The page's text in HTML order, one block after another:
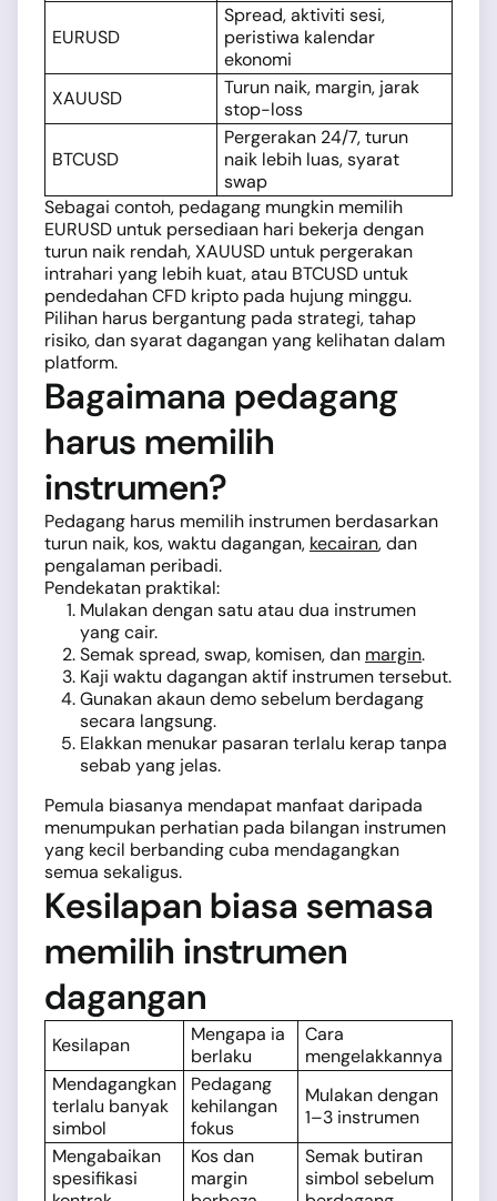
EURUSD
Spread, aktiviti sesi,
peristiwa kalendar
ekonomi
XAUUSD
Turun naik, margin, jarak
stop-loss
BTCUSD
Pergerakan 24/7, turun
naik lebih luas, syarat
swap
Sebagai contoh, pedagang mungkin memilih
EURUSD untuk persediaan hari bekerja dengan
turun naik rendah, XAUUSD untuk pergerakan
intrahari yang lebih kuat, atau BTCUSD untuk
pendedahan CFD kripto pada hujung minggu.
Pilihan harus bergantung pada strategi, tahap
risiko, dan syarat dagangan yang kelihatan dalam
platform.
Bagaimana pedagang
harus memilih
instrumen?
Pedagang harus memilih instrumen berdasarkan
turun naik, kos, waktu dagangan, kecairan, dan
pengalaman peribadi.
Pendekatan praktikal:
Mulakan dengan satu atau dua instrumen
yang cair.
Semak spread, swap, komisen, dan margin.
Kaji waktu dagangan aktif instrumen tersebut.
Gunakan akaun demo sebelum berdagang
secara langsung.
Elakkan menukar pasaran terlalu kerap tanpa
sebab yang jelas.
Pemula biasanya mendapat manfaat daripada
menumpukan perhatian pada bilangan instrumen
yang kecil berbanding cuba mendagangkan
semua sekaligus.
Kesilapan biasa semasa
memilih instrumen
dagangan
Kesilapan
Mengapa ia
berlaku
Cara
mengelakkannya
Mendagangkan
terlalu banyak
simbol
Pedagang
kehilangan
fokus
Mulakan dengan
1–3 instrumen
Mengabaikan
spesifikasi
Kos dan
margin
Semak butiran
simbol sebelum